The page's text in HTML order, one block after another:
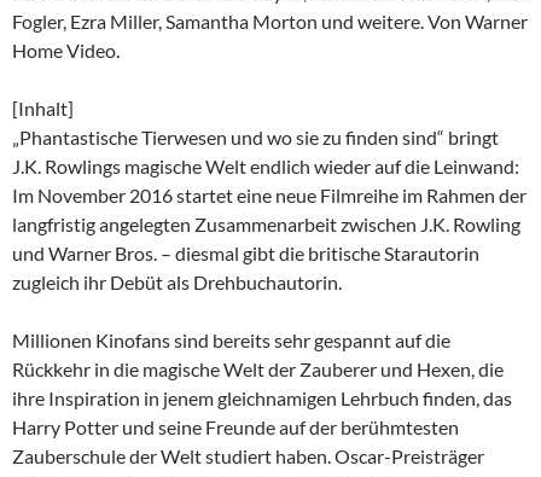
Fogler, Ezra Miller, Samantha Morton und weitere. Von Warner
Home Video.
[Inhalt]
„Phantastische Tierwesen und wo sie zu finden sind“ bringt
J.K. Rowlings magische Welt endlich wieder auf die Leinwand:
Im November 2016 startet eine neue Filmreihe im Rahmen der
langfristig angelegten Zusammenarbeit zwischen J.K. Rowling
und Warner Bros. – diesmal gibt die britische Starautorin
zugleich ihr Debüt als Drehbuchautorin.
Millionen Kinofans sind bereits sehr gespannt auf die
Rückkehr in die magische Welt der Zauberer und Hexen, die
ihre Inspiration in jenem gleichnamigen Lehrbuch finden, das
Harry Potter und seine Freunde auf der berühmtesten
Zauberschule der Welt studiert haben. Oscar-Preisträger